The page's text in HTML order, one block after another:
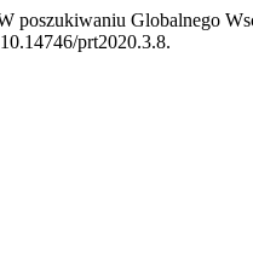
poszukiwaniu Globalnego
prt2020.3.8.